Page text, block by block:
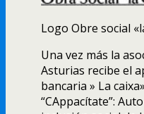
Logo Obre social
Una vez más la
Asturias recibe el
bancaria » La
“CAppacítate”: